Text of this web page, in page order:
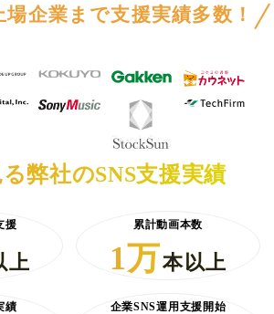
企業まで支援実績多数！
弊社のSNS支援実績
援
上
累計動画本数
1万本以上
績 企業SNS運用支援開始